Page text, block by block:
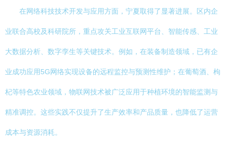
在网络科技技术开发与应用方面，宁夏取得了显著进展。区内企
业联合高校及科研院所，重点攻关工业互联网平台、智能传感、工业
大数据分析、数字孪生等关键技术。例如，在装备制造领域，已有企
业成功应用5G网络实现设备的远程监控与预测性维护；在葡萄酒、枸
杞等特色农业领域，物联网技术被广泛应用于种植环境的智能监测与
精准调控。这些实践不仅提升了生产效率和产品质量，也降低了运营
成本与资源消耗。